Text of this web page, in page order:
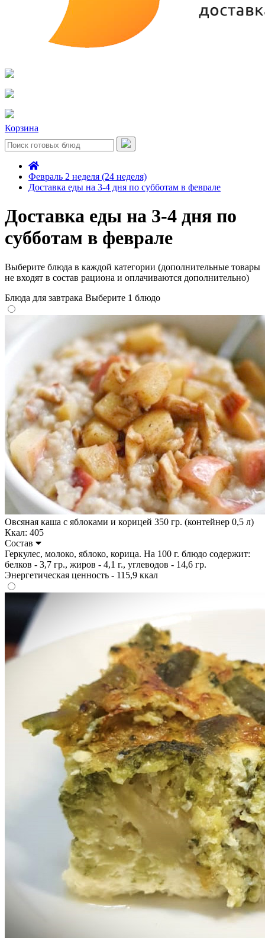
Корзина
Февраль 2 неделя (24 неделя)
Доставка еды на 3-4 дня по субботам в феврале
Доставка еды на 3-4 дня по
субботам в феврале
Выберите блюда в каждой категории (дополнительные товары
не входят в состав рациона и оплачиваются дополнительно)
Блюда для завтрака Выберите 1 блюдо
Овсяная каша с яблоками и корицей 350 гр. (контейнер 0,5 л)
Ккал: 405
Состав
Геркулес, молоко, яблоко, корица. На 100 г. блюдо содержит:
белков - 3,7 гр., жиров - 4,1 г., углеводов - 14,6 гр.
Энергетическая ценность - 115,9 ккал